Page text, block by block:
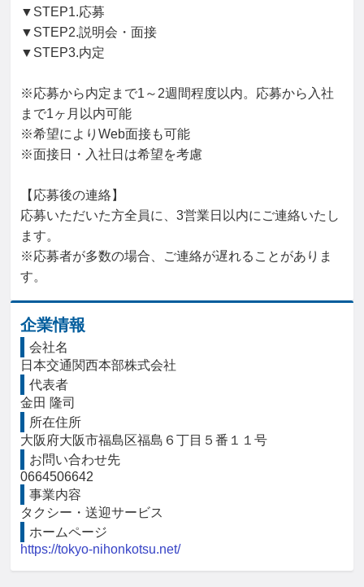
▼STEP1.応募
▼STEP2.説明会・面接
▼STEP3.内定
※応募から内定まで1～2週間程度以内。応募から入社
まで1ヶ月以内可能
※希望によりWeb面接も可能
※面接日・入社日は希望を考慮
【応募後の連絡】
応募いただいた方全員に、3営業日以内にご連絡いたし
ます。
※応募者が多数の場合、ご連絡が遅れることがありま
す。
企業情報
会社名
日本交通関西本部株式会社
代表者
金田 隆司
所在住所
大阪府大阪市福島区福島６丁目５番１１号
お問い合わせ先
0664506642
事業内容
タクシー・送迎サービス
ホームページ
https://tokyo-nihonkotsu.net/